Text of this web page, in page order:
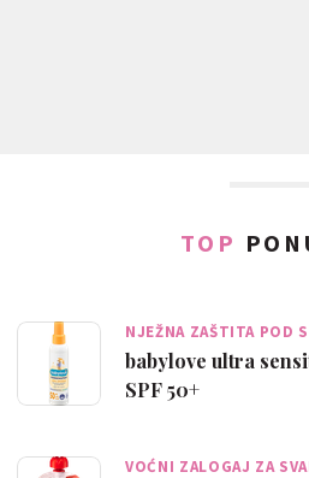
TOP
NJEŽNA ZAŠTITA POD
babylove ultra
SPF 50+
VOĆNI ZALOGAJ ZA